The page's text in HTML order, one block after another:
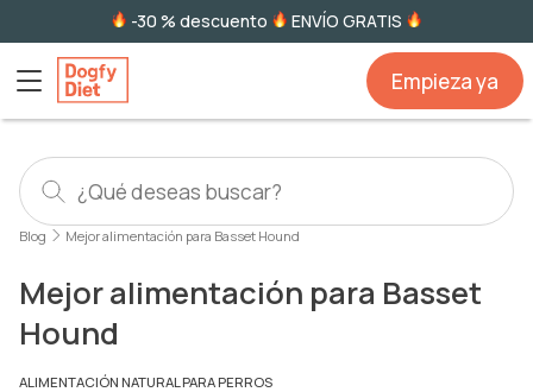
-30 % descuento ENVÍO GRATIS
Empieza ya
Blog Mejor alimentación para Basset Hound
Mejor alimentación para Basset
Hound
ALIMENTACIÓN NATURAL PARA PERROS